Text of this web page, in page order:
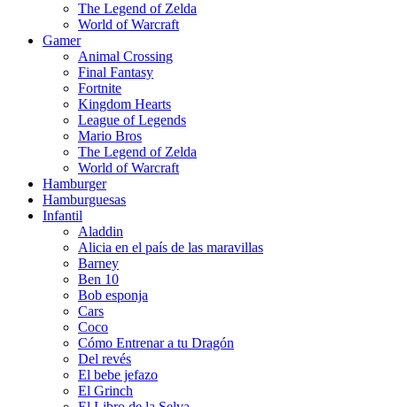
The Legend of Zelda
World of Warcraft
Gamer
Animal Crossing
Final Fantasy
Fortnite
Kingdom Hearts
League of Legends
Mario Bros
The Legend of Zelda
World of Warcraft
Hamburger
Hamburguesas
Infantil
Aladdin
Alicia en el país de las maravillas
Barney
Ben 10
Bob esponja
Cars
Coco
Cómo Entrenar a tu Dragón
Del revés
El bebe jefazo
El Grinch